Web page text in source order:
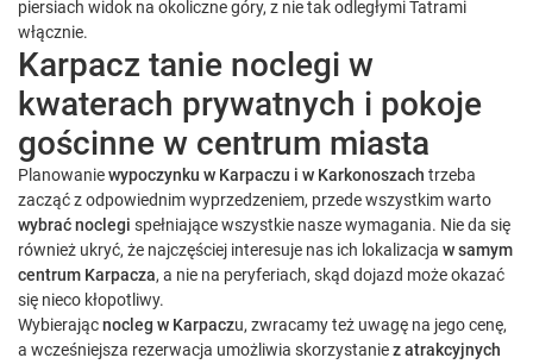
piersiach widok na okoliczne góry, z nie tak odległymi Tatrami
włącznie.
Karpacz tanie noclegi w
kwaterach prywatnych i pokoje
gościnne w centrum miasta
Planowaniewypoczynku w Karpaczu i w Karkonoszach trzeba
zacząć z odpowiednim wyprzedzeniem, przede wszystkim warto
wybrać noclegi spełniające wszystkie nasze wymagania. Nie da się
również ukryć, że najczęściej interesuje nas ich lokalizacja w samym
centrum Karpacza, a nie na peryferiach, skąd dojazd może okazać
się nieco kłopotliwy.
Wybierającnocleg w Karpaczu, zwracamy też uwagę na jego cenę,
a wcześniejsza rezerwacja umożliwia skorzystaniez atrakcyjnych